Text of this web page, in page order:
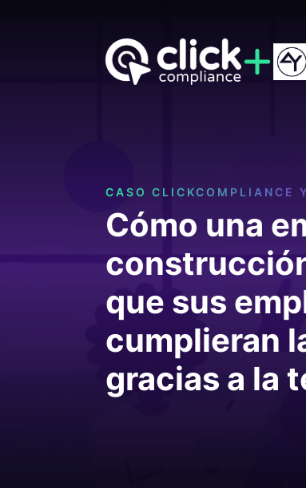
CASO CLICKCOMPLIANCE
Cómo una
que sus
cumplieran
gracias a la